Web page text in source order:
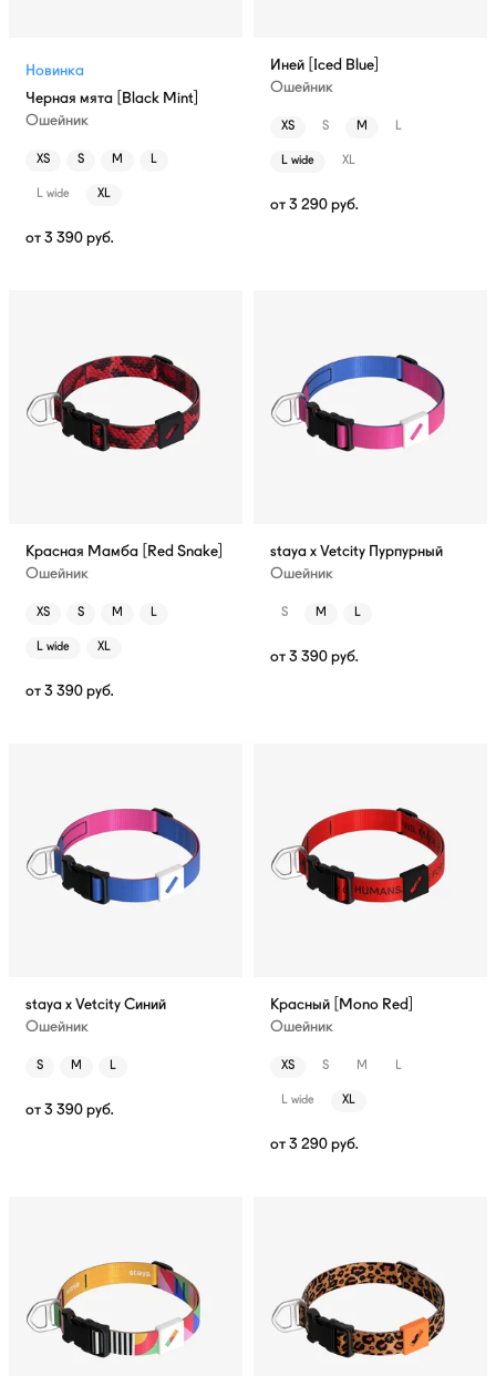
Новинка
Черная мята [Black Mint]
Ошейник
XS S M L
L wide XL
от 3 390 руб.
Иней [Iced Blue]
Ошейник
XS S M L
L wide XL
от 3 290 руб.
Красная Мамба [Red Snake]
Ошейник
XS S M L
L wide XL
от 3 390 руб.
staya x Vetcity Пурпурный
Ошейник
S M L
от 3 390 руб.
staya x Vetcity Синий
Ошейник
S M L
от 3 390 руб.
Красный [Mono Red]
Ошейник
XS S M L
L wide XL
от 3 290 руб.